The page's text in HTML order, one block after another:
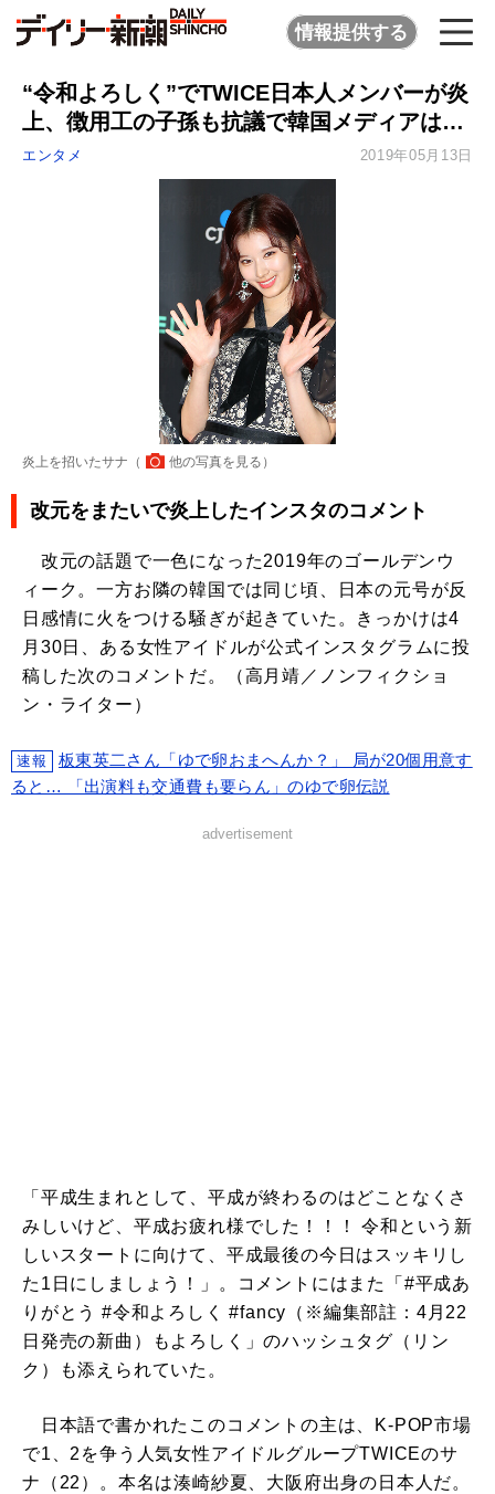
情報提供する
“令和よろしく”でTWICE日本人メンバーが炎
上、徴用工の子孫も抗議で韓国メディアは…
エンタメ 2019年05月13日
炎上を招いたサナ（ 他の写真を見る ）
改元をまたいで炎上したインスタのコメント
改元の話題で一色になった2019年のゴールデンウ
ィーク。一方お隣の韓国では同じ頃、日本の元号が反
日感情に火をつける騒ぎが起きていた。きっかけは4
月30日、ある女性アイドルが公式インスタグラムに投
稿した次のコメントだ。（高月靖／ノンフィクショ
ン・ライター）
速報
板東英二さん「ゆで卵おまへんか？」 局が20個用意す
ると… 「出演料も交通費も要らん」のゆで卵伝説
advertisement
「平成生まれとして、平成が終わるのはどことなくさ
みしいけど、平成お疲れ様でした！！！ 令和という新
しいスタートに向けて、平成最後の今日はスッキリし
た1日にしましょう！」。コメントにはまた「#平成あ
りがとう #令和よろしく #fancy（※編集部註：4月22
日発売の新曲）もよろしく」のハッシュタグ（リン
ク）も添えられていた。
日本語で書かれたこのコメントの主は、K-POP市場
で1、2を争う人気女性アイドルグループTWICEのサ
ナ（22）。本名は湊崎紗夏、大阪府出身の日本人だ。